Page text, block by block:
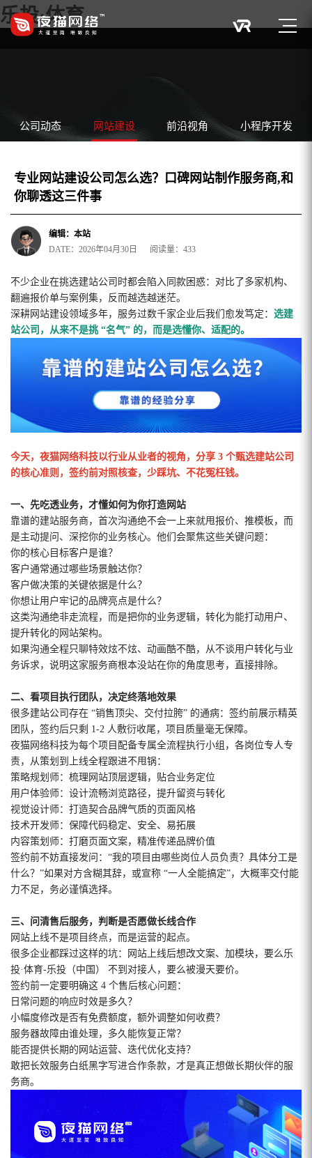
乐投·体育
公司动态 网站建设 前沿视角 小程序开发
专业网站建设公司怎么选？口碑网站制作服务商,和
你聊透这三件事
编辑：本站
DATE：2026年04月30日 阅读量：433
不少企业在挑选建站公司时都会陷入同款困惑：对比了多家机构、
翻遍报价单与案例集，反而越选越迷茫。
深耕网站建设领域多年，服务过数千家企业后我们愈发笃定： 选建
站公司，从来不是挑 “名气” 的，而是选懂你、适配的。
今天，夜猫网络科技以行业从业者的视角，分享 3 个甄选建站公司
的核心准则，签约前对照核查，少踩坑、不花冤枉钱。
一、先吃透业务，才懂如何为你打造网站
靠谱的建站服务商，首次沟通绝不会一上来就甩报价、推模板，而
是主动提问、深挖你的业务核心。他们会聚焦这些关键问题：
你的核心目标客户是谁？
客户通常通过哪些场景触达你？
客户做决策的关键依据是什么？
你想让用户牢记的品牌亮点是什么？
这类沟通绝非走流程，而是把你的业务逻辑，转化为能打动用户、
提升转化的网站架构。
如果沟通全程只聊特效炫不炫、动画酷不酷，从不谈用户转化与业
务诉求，说明这家服务商根本没站在你的角度思考，直接排除。
二、看项目执行团队，决定终落地效果
很多建站公司存在 “销售顶尖、交付拉胯” 的通病：签约前展示精英
团队，签约后只剩 1-2 人敷衍收尾，项目质量毫无保障。
夜猫网络科技为每个项目配备专属全流程执行小组，各岗位专人专
责，从策划到上线全程跟进不甩锅：
策略规划师：梳理网站顶层逻辑，贴合业务定位
用户体验师：设计流畅浏览路径，提升留资与转化
视觉设计师：打造契合品牌气质的页面风格
技术开发师：保障代码稳定、安全、易拓展
内容策划师：打磨页面文案，精准传递品牌价值
签约前不妨直接发问：“我的项目由哪些岗位人员负责？具体分工是
什么？”如果对方含糊其辞，或宣称 “一人全能搞定”，大概率交付能
力不足，务必谨慎选择。
三、问清售后服务，判断是否愿做长线合作
网站上线不是项目终点，而是运营的起点。
很多企业都踩过这样的坑：网站上线后想改文案、加模块，要么乐
投·体育-乐投（中国） 不到对接人，要么被漫天要价。
签约前一定要明确这 4 个售后核心问题：
日常问题的响应时效是多久？
小幅度修改是否有免费额度，额外调整如何收费？
服务器故障由谁处理，多久能恢复正常？
能否提供长期的网站运营、迭代优化支持？
敢把长效服务白纸黑字写进合作条款，才是真正想做长期伙伴的服
务商。